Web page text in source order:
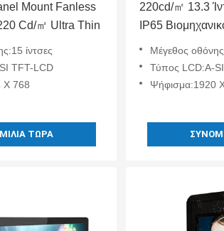
Mount Fanless
Cd/㎡ Ultra Thin
ίντσες
TFT-LCD
X 768
ΤΏΡΑ
220cd/㎡ 13.3
IP65
10 11
Μέγεθος
Τύπος LCD:A-
Ψήφισμα:1920